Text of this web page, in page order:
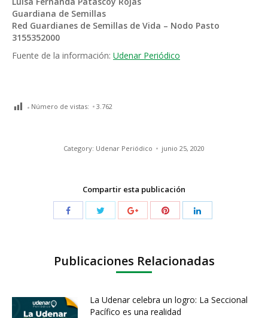
Guardiana de Semillas
Red Guardianes de Semillas de Vida – Nodo Pasto
3155352000
Fuente de la información: Udenar Periódico
Número de vistas: 3.762
Category: Udenar Periódico junio 25, 2020
Compartir esta publicación
Publicaciones Relacionadas
La Udenar celebra un logro: La Seccional
Pacífico es una realidad